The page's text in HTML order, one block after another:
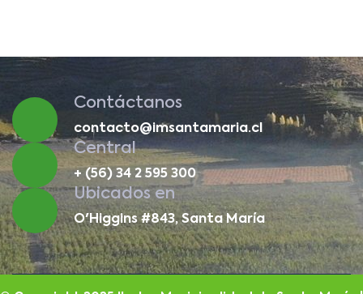
Contáctanos
contacto@imsantamaria.cl
Central
+ (56) 34 2 595 300
Ubicados en
O'Higgins #843, Santa María